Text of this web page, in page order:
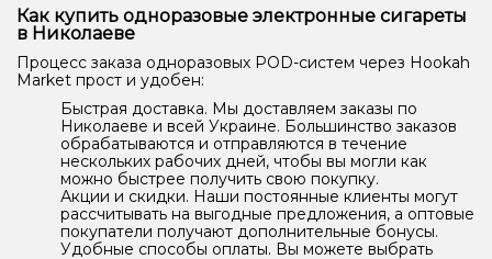
Как купить одноразовые электронные сигареты
в Николаеве
Процесс заказа одноразовых POD-систем через Hookah
Market прост и удобен:
Быстрая доставка. Мы доставляем заказы по
Николаеве и всей Украине. Большинство заказов
обрабатываются и отправляются в течение
нескольких рабочих дней, чтобы вы могли как
можно быстрее получить свою покупку.
Акции и скидки. Наши постоянные клиенты могут
рассчитывать на выгодные предложения, а оптовые
покупатели получают дополнительные бонусы.
Удобные способы оплаты. Вы можете выбрать